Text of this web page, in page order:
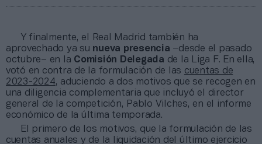
Y finalmente, el Real Madrid también ha
aprovechado ya su nueva presencia –desde el pasado
octubre– en la Comisión Delegada de la Liga F. En ella,
votó en contra de la formulación de las cuentas de
2023-2024, aduciendo a dos motivos que se recogen en
una diligencia complementaria que incluyó el director
general de la competición, Pablo Vilches, en el informe
económico de la última temporada.
El primero de los motivos, que la formulación de las
cuentas anuales y de la liquidación del último ejercicio